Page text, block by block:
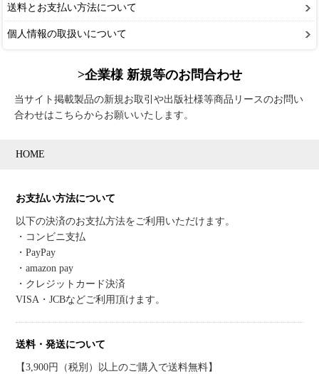
送料とお支払い方法について
個人情報の取扱いについて
>企業様 新規等のお問合わせ
当サイト掲載製品の新規お取引や出版社様等商品リースのお問い
合わせはこちらからお願いいたします。
HOME
お支払い方法について
以下の決済のお支払方法をご利用いただけます。
・コンビニ支払
・PayPay
・amazon pay
・クレジットカード決済
VISA・JCBなどご利用頂けます。
送料・発送について
【3,900円（税別）以上のご購入で送料無料】